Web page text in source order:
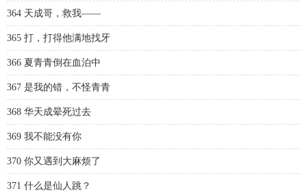
364 天成哥，救我——
365 打，打得他满地找牙
366 夏青青倒在血泊中
367 是我的错，不怪青青
368 华天成晕死过去
369 我不能没有你
370 你又遇到大麻烦了
371 什么是仙人跳？